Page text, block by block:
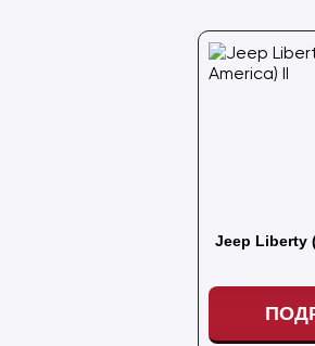
Jeep Liberty